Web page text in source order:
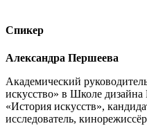
Спикер
Александра Першеева
Академический
искусство» в Школе
«История искусств»,
исследователь,